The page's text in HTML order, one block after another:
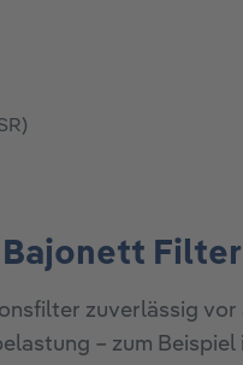
zuverlässig
– zum